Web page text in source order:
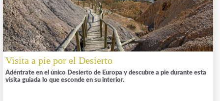
Visita a pie por el Desierto
Adéntrate en el único Desierto de Europa y descubre a pie durante esta
visita guiada lo que esconde en su interior.